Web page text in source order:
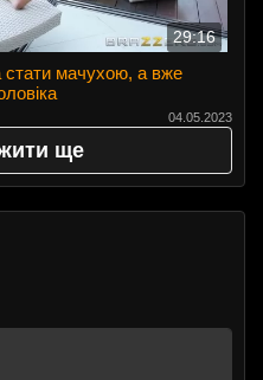
29:16
стати мачухою, а вже
04.05.2023
ще